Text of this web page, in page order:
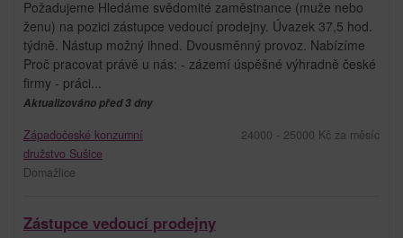
Požadujeme Hledáme svědomité zaměstnance (muže nebo
ženu) na pozici zástupce vedoucí prodejny. Úvazek 37,5 hod.
týdně. Nástup možný ihned. Dvousměnný provoz. Nabízíme
Proč pracovat právě u nás: - zázemí úspěšné výhradně české
firmy - práci...
Aktualizováno před 3 dny
Západočeské konzumní
družstvo Sušice
Domažlice
24000 - 25000 Kč za měsíc
Zástupce vedoucí prodejny